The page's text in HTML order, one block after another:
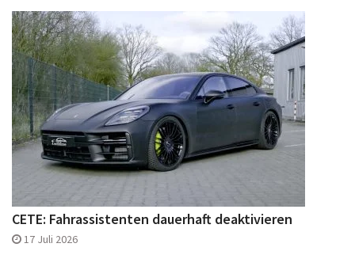
CETE: Fahrassistenten dauerhaft deaktivieren
17 Juli 2026